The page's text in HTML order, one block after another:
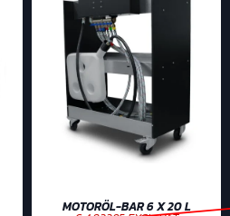
MOTORÖL-BAR 6 X 20 L